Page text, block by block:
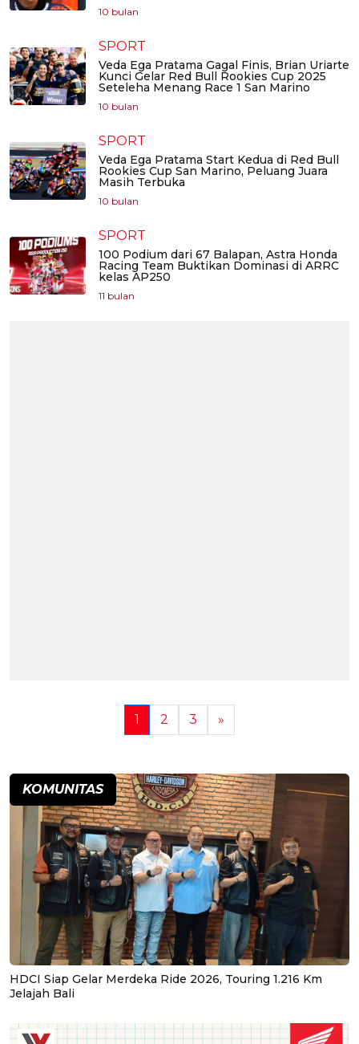
10 bulan
SPORT
Veda Ega Pratama Gagal Finis, Brian Uriarte
Kunci Gelar Red Bull Rookies Cup 2025
Seteleha Menang Race 1 San Marino
10 bulan
SPORT
Veda Ega Pratama Start Kedua di Red Bull
Rookies Cup San Marino, Peluang Juara
Masih Terbuka
10 bulan
SPORT
100 Podium dari 67 Balapan, Astra Honda
Racing Team Buktikan Dominasi di ARRC
kelas AP250
11 bulan
1 2 3 »
KOMUNITAS
HDCI Siap Gelar Merdeka Ride 2026, Touring 1.216 Km
Jelajah Bali